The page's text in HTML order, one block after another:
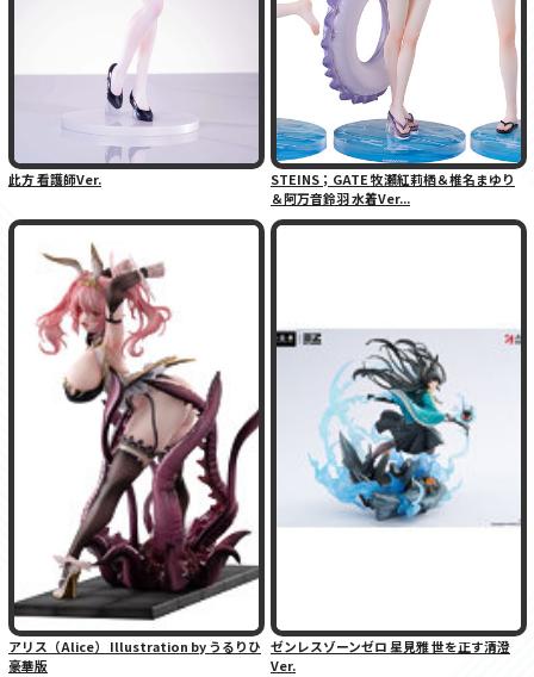
此方 看護師Ver.
STEINS；GATE 牧瀬紅莉栖＆椎名まゆり
＆阿万音鈴羽 水着Ver...
アリス（Alice） Illustration by うるりひ
豪華版
ゼンレスゾーンゼロ 星見雅 世を正す清澄
Ver.